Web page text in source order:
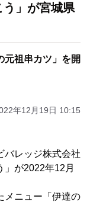
」が宮城県
元祖串カツ」を開
年12月19日 10:15
バレッジ株式会社
」が2022年12月
メニュー「伊達の